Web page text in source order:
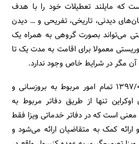
که مایلند تعطیلات خود را با هدف
دیدنی، تاریخی، تفریحی و … دیدن
می‌تواند بصورت گروهی به همراه یک
معمولا برای اقامت به مدت یک تا
مگر در شرایط خاص وجود ندارد.
لازم با ذکر است که از تاریخ ۱۳۹۷/۰۴/۲۴ تمام امور مربوط به بروزسانی و
تنها از طریق دفاتر مربوط به
است که در دفاتر خدماتی ویزا فقط
ارائه کمک به متقاضیان ارائه می‌شود و